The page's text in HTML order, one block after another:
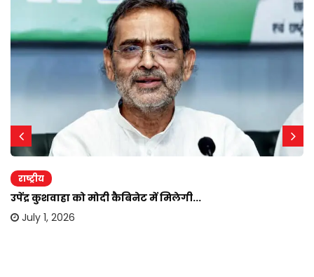
राष्ट्रीय
उपेंद्र कुशवाहा को मोदी कैबिनेट में मिलेगी...
July 1, 2026